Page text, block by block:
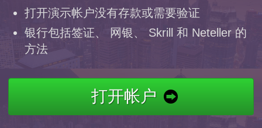
打开演示帐户没有存款或需要验证
银行包括签证、 网银、 Skrill 和 Neteller 的
方法
打开帐户